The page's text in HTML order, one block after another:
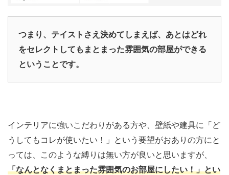
つまり、テイストさえ決めてしまえば、あとはどれ
をセレクトしてもまとまった雰囲気の部屋ができる
ということです。
インテリアに強いこだわりがある方や、壁紙や建具に「ど
うしてもコレが使いたい！」という要望がおありの方にと
っては、このような縛りは無い方が良いと思いますが、
「なんとなくまとまった雰囲気のお部屋にしたい！」とい